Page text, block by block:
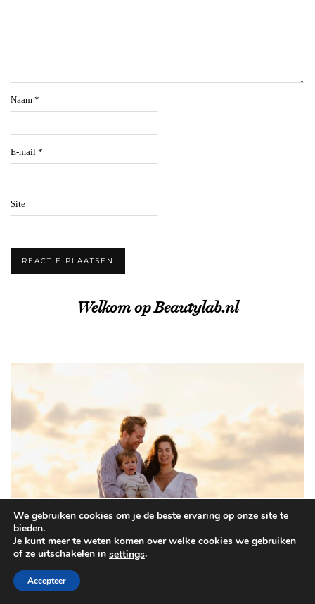
Naam *
E-mail *
Site
Welkom op Beautylab.nl
We gebruiken cookies om je de beste ervaring op onze site te
bieden.
Je kunt meer te weten komen over welke cookies we gebruiken
of ze uitschakelen in settings.
Accepteer